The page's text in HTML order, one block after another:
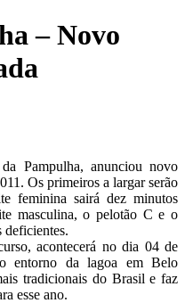
– Novo
Pampulha, anunciou novo
Os primeiros a largar serão
feminina sairá dez minutos
masculina, o pelotão C e o
deficientes.
acontecerá no dia 04 de
entorno da lagoa em Belo
tradicionais do Brasil e faz
esse ano.